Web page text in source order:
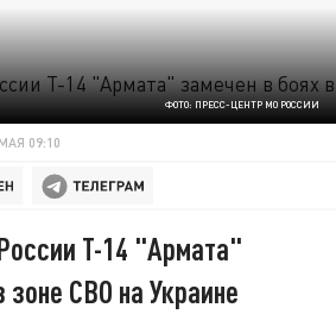
ФОТО: ПРЕСС-ЦЕНТР МО РОССИИ
09:10
Т-14 "Армата"
зоне СВО на Украине